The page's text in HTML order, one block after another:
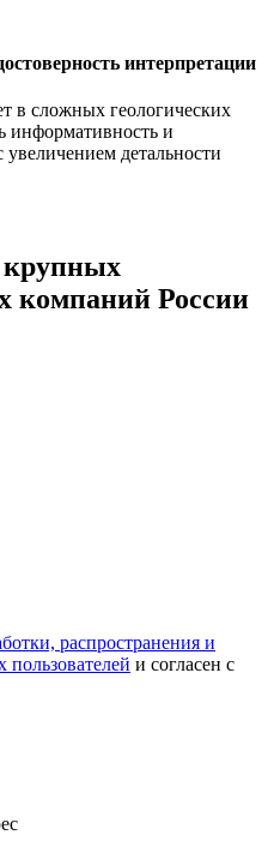
интерпретации
в сложных геологических
информативность и
увеличением детальности
крупных
компаний России
распространения и
и согласен с